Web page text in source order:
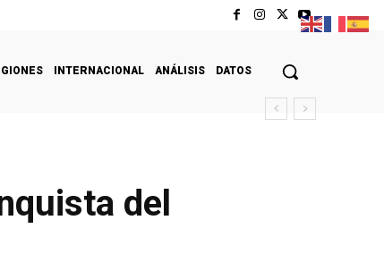
INTERNACIONAL ANÁLISIS DATOS
del